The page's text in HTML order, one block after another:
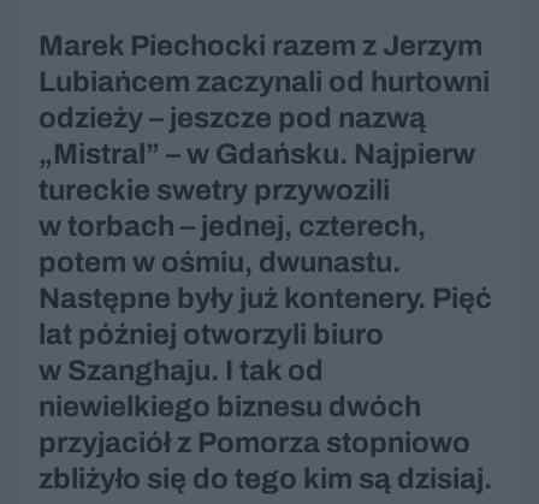
Marek Piechocki razem z Jerzym
Lubiańcem zaczynali od hurtowni
odzieży – jeszcze pod nazwą
„Mistral” – w Gdańsku. Najpierw
tureckie swetry przywozili
w torbach – jednej, czterech,
potem w ośmiu, dwunastu.
Następne były już kontenery. Pięć
lat później otworzyli biuro
w Szanghaju. I tak od
niewielkiego biznesu dwóch
przyjaciół z Pomorza stopniowo
zbliżyło się do tego kim są dzisiaj.